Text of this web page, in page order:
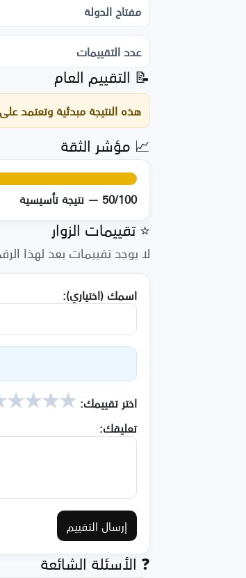
مفتاح الدولة
عدد التقييمات
📝 التقييم العام
هذه النتيجة مبدئية وتعتمد
📈 مؤشر الثقة
50/100 — نتيجة تأسيسية
⭐ تقييمات الزوار
لا يوجد تقييمات بعد لهذا
اسمك (اختياري):
اختر تقييمك: ★
★
★
★
تعليقك:
إرسال التقييم
❓ الأسئلة الشائعة